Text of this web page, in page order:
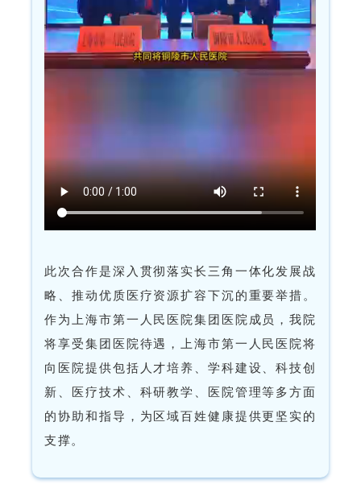
铜陵市人民医院
此次合作是深入贯彻落实长三角一体化发展战
略、推动优质医疗资源扩容下沉的重要举措。
作为上海市第一人民医院集团医院成员，我院
将享受集团医院待遇，上海市第一人民医院将
向医院提供包括人才培养、学科建设、科技创
新、医疗技术、科研教学、医院管理等多方面
的协助和指导，为区域百姓健康提供更坚实的
支撑。